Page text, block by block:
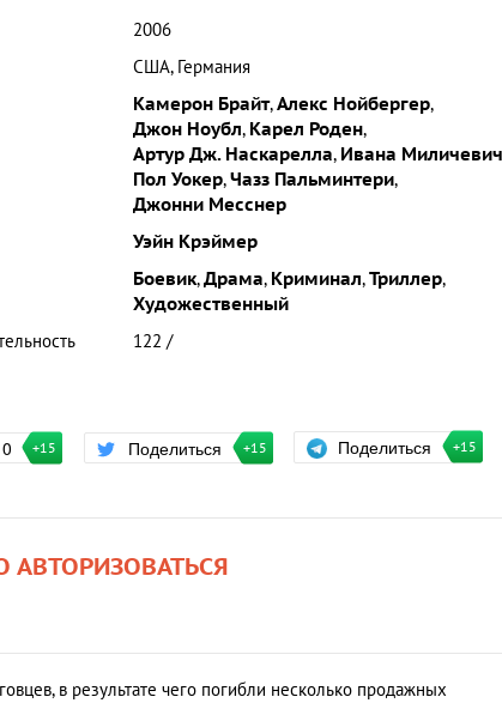
2006
США, Германия
Камерон Брайт,Алекс Нойбергер,
Джон Ноубл, Карел Роден,
Артур Дж. Наскарелла, Ивана Миличевич
Пол Уокер,Чазз Пальминтери,
Джонни Месснер
Уэйн Крэймер
Боевик,Драма, Криминал,Триллер,
Художественный
122 /
0 +15 Поделиться +15 Поделиться +15
в результате чего погибли несколько продажных